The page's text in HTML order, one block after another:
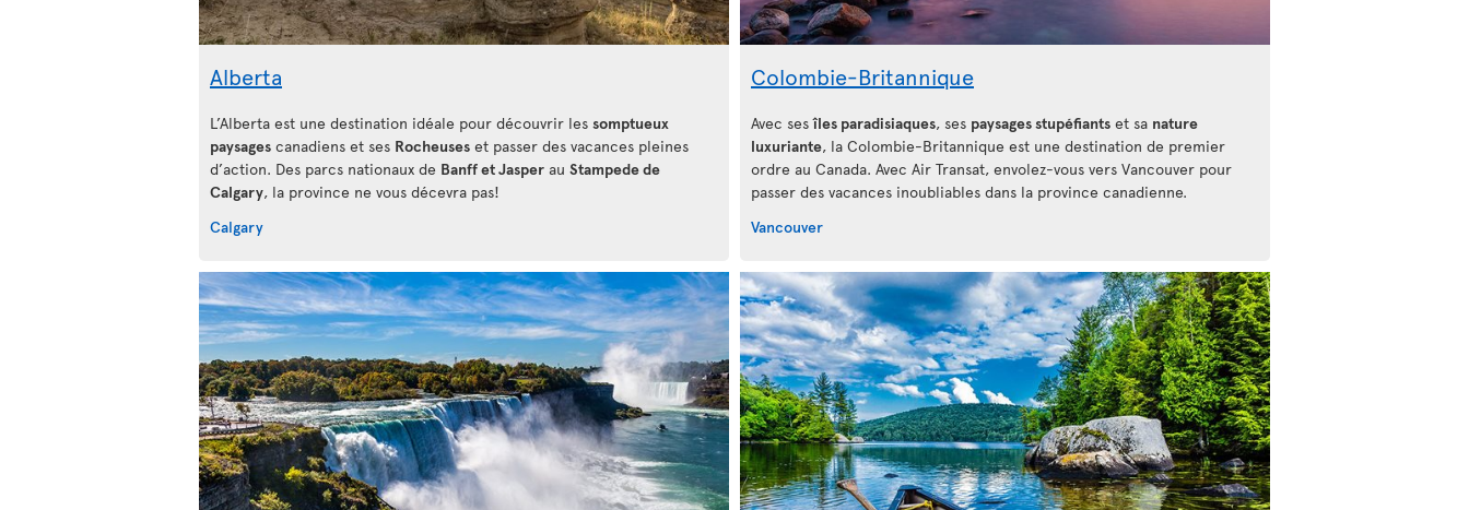
Alberta
L’Alberta est une destination idéale pour découvrir les somptueux
paysages canadiens et ses Rocheuses et passer des vacances pleines
d’action. Des parcs nationaux de Banff et Jasper au Stampede de
Calgary, la province ne vous décevra pas!
Calgary
Colombie-Britannique
Avec sesîles paradisiaques, ses paysages stupéfiants et sa nature
luxuriante, la Colombie-Britannique est une destination de premier
ordre au Canada. Avec Air Transat, envolez-vous vers Vancouver pour
passer des vacances inoubliables dans la province canadienne.
Vancouver